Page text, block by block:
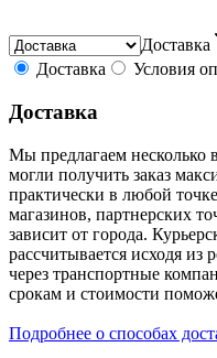
Доставка
Доставка Условия
Доставка
Мы предлагаем несколько
могли получить заказ
практически в любой
магазинов, партнерских
зависит от города.
рассчитывается исходя из
через транспортные
срокам и стоимости
Подробнее о способах